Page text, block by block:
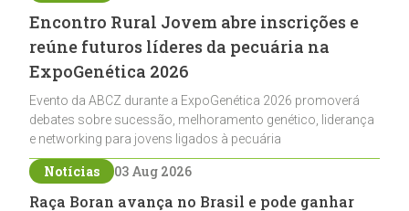
Encontro Rural Jovem abre inscrições e
reúne futuros líderes da pecuária na
ExpoGenética 2026
Evento da ABCZ durante a ExpoGenética 2026 promoverá
debates sobre sucessão, melhoramento genético, liderança
e networking para jovens ligados à pecuária
Notícias 03 Aug 2026
Raça Boran avança no Brasil e pode ganhar